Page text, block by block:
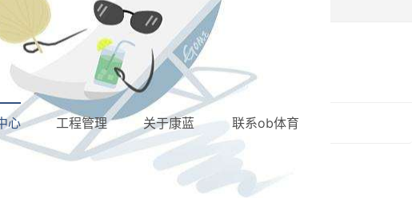
加盟康蓝
心 工程管理 关于康蓝 联系ob体育